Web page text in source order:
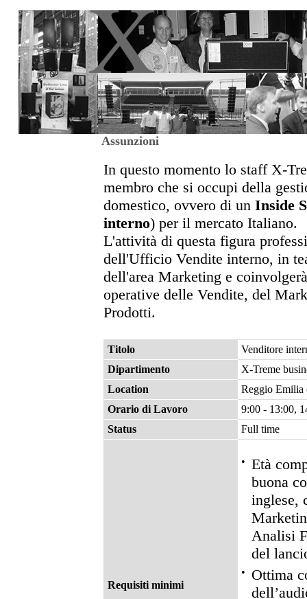
Assunzioni
In questo momento lo staff X-
membro che si occupi della
domestico, ovvero di un Inside
interno) per il mercato Italiano.
L'attività di questa figura
dell'Ufficio Vendite interno, in
dell'area Marketing e
operative delle Vendite, del
Prodotti.
Titolo
Venditore
Dipartimento
X-Treme
Location
Reggio Emilia
Orario di Lavoro
9:00 - 13:00,
Status
Full time
Requisiti minimi
• Età
buona
inglese,
Analisi
del
•
Ottima